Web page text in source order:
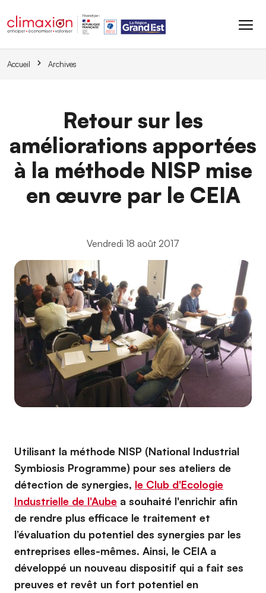
Accueil Archives
Retour sur les
améliorations apportées
à la méthode NISP mise
en œuvre par le CEIA
Vendredi 18 août 2017
Utilisant la méthode NISP (National Industrial
Symbiosis Programme) pour ses ateliers de
détection de synergies, le Club d'Ecologie
Industrielle de l'Aube a souhaité l'enrichir afin
de rendre plus efficace le traitement et
l’évaluation du potentiel des synergies par les
entreprises elles-mêmes. Ainsi, le CEIA a
développé un nouveau dispositif qui a fait ses
preuves et revêt un fort potentiel en